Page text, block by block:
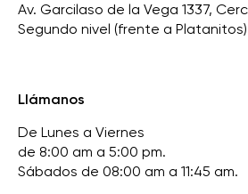
Av. Garcilaso de la Vega 1337,
Segundo nivel (frente a Platanitos)
Llámanos
De Lunes a Viernes
de 8:00 am a 5:00 pm.
Sábados de 08:00 am a 11:45 am.